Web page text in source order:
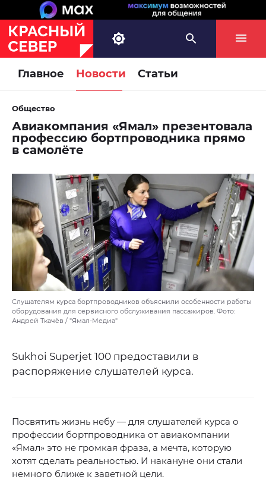
Главное Новости Статьи
Общество
Авиакомпания «Ямал» презентовала
профессию бортпроводника прямо
в самолёте
Слушателям курса бортпроводников объяснили особенности работы
оборудования для сервисного обслуживания пассажиров. Фото:
Андрей Ткачёв / "Ямал-Медиа"
Sukhoi Superjet 100 предоставили в
распоряжение слушателей курса.
Посвятить жизнь небу — для слушателей курса о
профессии бортпроводника от авиакомпании
«Ямал» это не громкая фраза, а мечта, которую
хотят сделать реальностью. И накануне они стали
немного ближе к заветной цели.